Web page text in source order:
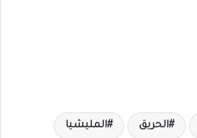
الحريق المليشيا